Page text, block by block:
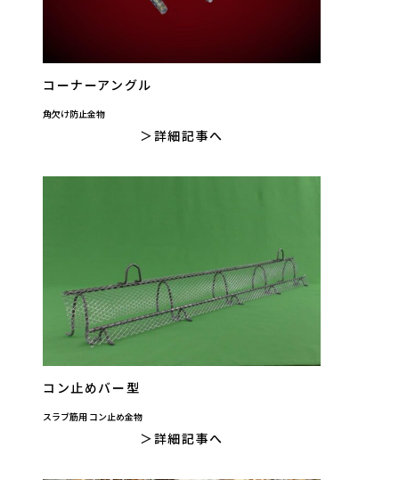
コーナーアングル
角欠け防止金物
詳細記事へ
コン止めバー型
スラブ筋用 コン止め金物
詳細記事へ